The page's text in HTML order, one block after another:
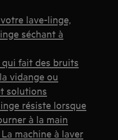
lave-linge,
séchant à
qui fait des bruits
vidange ou
solutions
résiste lorsque
à la main
machine à laver